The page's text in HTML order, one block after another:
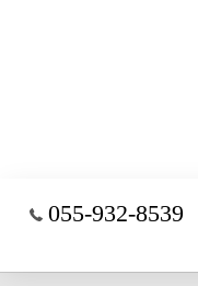
055-932-8539